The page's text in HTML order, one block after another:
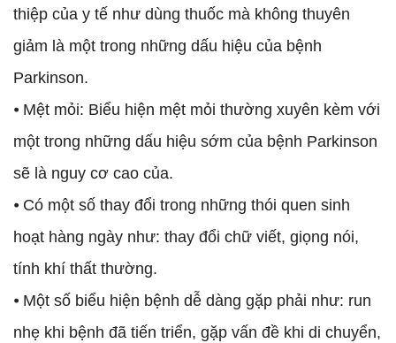
thiệp của y tế như dùng thuốc mà không thuyên
giảm là một trong những dấu hiệu của bệnh
Parkinson.
⦁ Mệt mỏi: Biểu hiện mệt mỏi thường xuyên kèm với
một trong những dấu hiệu sớm của bệnh Parkinson
sẽ là nguy cơ cao của.
⦁ Có một số thay đổi trong những thói quen sinh
hoạt hàng ngày như: thay đổi chữ viết, giọng nói,
tính khí thất thường.
⦁ Một số biểu hiện bệnh dễ dàng gặp phải như: run
nhẹ khi bệnh đã tiến triển, gặp vấn đề khi di chuyển,